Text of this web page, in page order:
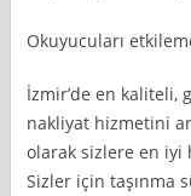
Okuyucuları
İzmir’de en kaliteli,
nakliyat hizmetini
olarak sizlere en iyi
Sizler için taşınma